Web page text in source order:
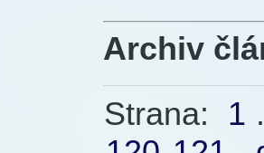
Archiv
Strana: 1